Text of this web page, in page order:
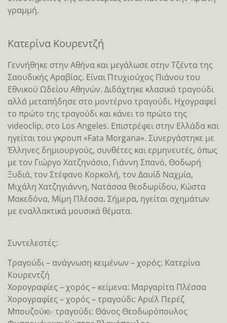
γραμμή.
Κατερίνα Κουρεντζή
Γεννήθηκε στην Αθήνα και μεγάλωσε στην Τζέντα της
Σαουδικής Αραβίας. Είναι Πτυχιούχος Πιάνου του
Εθνικού Ωδείου Αθηνών. Διδάχτηκε κλασικό τραγούδι
αλλά μεταπήδησε στο μοντέρνο τραγούδι. Ηχογραφεί
το πρώτο της τραγούδι και κάνει το πρώτο της
videoclip, στο Los Angeles. Επιστρέφει στην Ελλάδα και
ηγείται του γκρουπ «Fata Morgana». Συνεργάστηκε με
Έλληνες δημιουργούς, συνθέτες και ερμηνευτές, όπως
με τον Γιώργο Χατζηνάσιο, Γιάννη Σπανό, Θοδωρή
Ξυδιά, τον Στέφανο Κορκολή, τον Δαυίδ Ναχμία,
Μιχάλη Χατζηγιάννη, Νατάσσα θεοδωρίδου, Κώστα
Μακεδόνα, Μίμη Πλέσσα. Σήμερα, ηγείται σχημάτων
με εναλλακτικά μουσικά θέματα.
Συντελεστές:
Τραγούδι – ανάγνωση κειμένων – χορός: Κατερίνα
Κουρεντζή
Χορογραφίες – χορός – κείμενα: Μαργαρίτα Πλέσσα
Χορογραφίες – χορός – τραγούδι: Αριέλ Περέζ
Μπουζούκι- τραγούδι: Θάνος Θεοδωρόπουλος